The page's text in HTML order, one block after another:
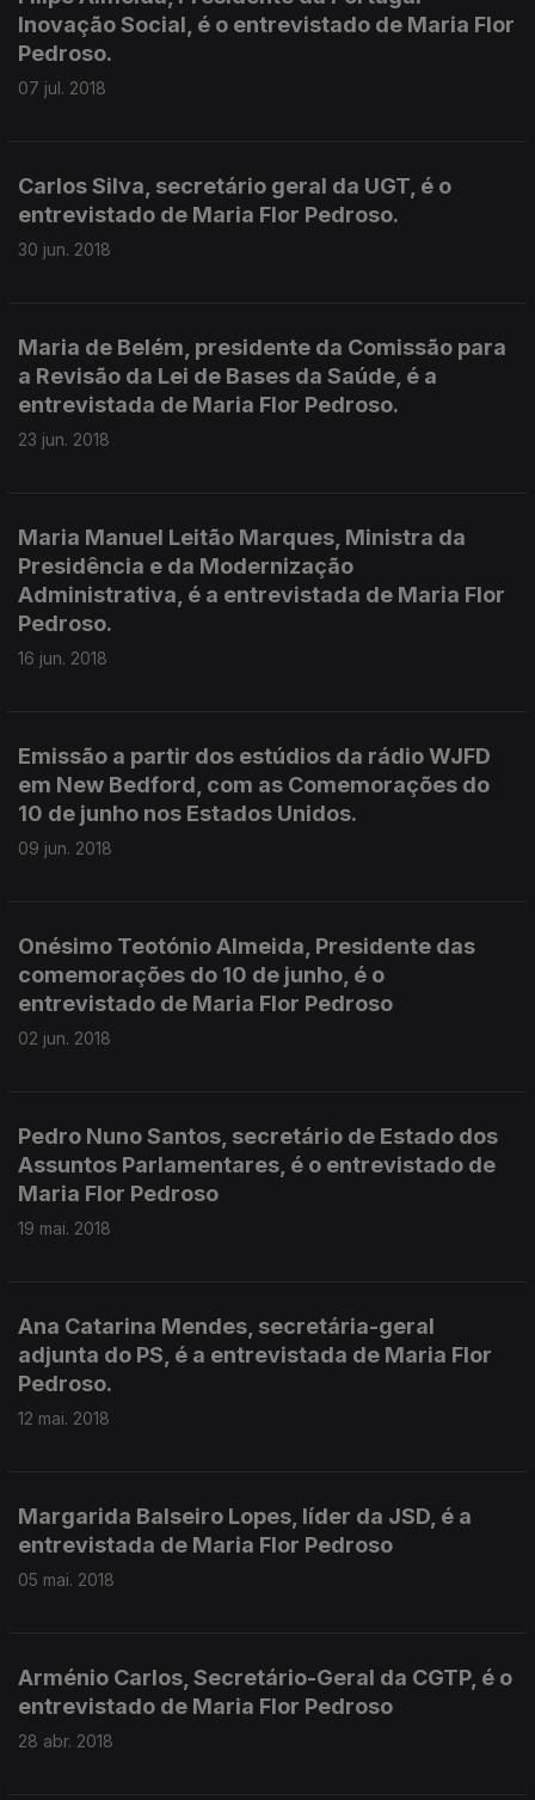
Inovação Social, é o entrevistado de Maria Flor
Pedroso.
07 jul. 2018
Carlos Silva, secretário geral da UGT, é o
entrevistado de Maria Flor Pedroso.
30 jun. 2018
Maria de Belém, presidente da Comissão para
a Revisão da Lei de Bases da Saúde, é a
entrevistada de Maria Flor Pedroso.
23 jun. 2018
Maria Manuel Leitão Marques, Ministra da
Presidência e da Modernização
Administrativa, é a entrevistada de Maria Flor
Pedroso.
16 jun. 2018
Emissão a partir dos estúdios da rádio WJFD
em New Bedford, com as Comemorações do
10 de junho nos Estados Unidos.
09 jun. 2018
Onésimo Teotónio Almeida, Presidente das
comemorações do 10 de junho, é o
entrevistado de Maria Flor Pedroso
02 jun. 2018
Pedro Nuno Santos, secretário de Estado dos
Assuntos Parlamentares, é o entrevistado de
Maria Flor Pedroso
19 mai. 2018
Ana Catarina Mendes, secretária-geral
adjunta do PS, é a entrevistada de Maria Flor
Pedroso.
12 mai. 2018
Margarida Balseiro Lopes, líder da JSD, é a
entrevistada de Maria Flor Pedroso
05 mai. 2018
Arménio Carlos, Secretário-Geral da CGTP, é o
entrevistado de Maria Flor Pedroso
28 abr. 2018